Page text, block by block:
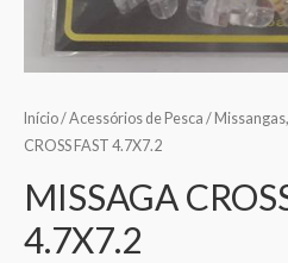
Início/Acessórios de Pesca /
CROSS FAST 4.7X7.2
MISSAGA
4.7X7.2